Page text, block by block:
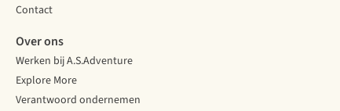
Contact
Over ons
Werken bij A.S.Adventure
Explore More
Verantwoord ondernemen